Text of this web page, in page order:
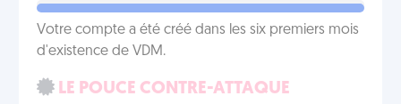
Votre compte a été créé dans les six premiers mois
d'existence de VDM.
LE POUCE CONTRE-ATTAQUE